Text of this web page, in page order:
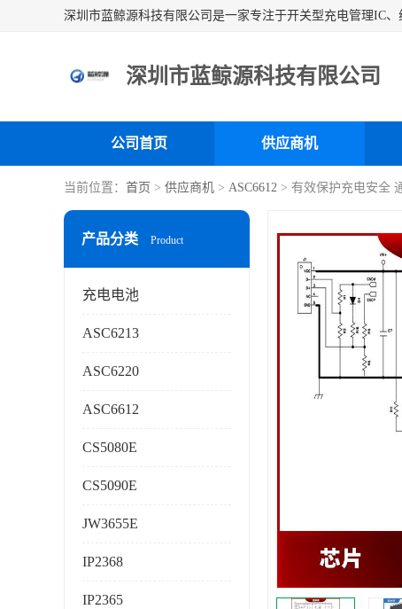
深圳市蓝鲸源科技有限公司
公司首页 供应商机
当前位置： 首页 > 供应商机 > ASC6612 > 有效保护充电安全
产品分类 Product
充电电池
ASC6213
ASC6220
ASC6612
CS5080E
CS5090E
JW3655E
IP2368
IP2365